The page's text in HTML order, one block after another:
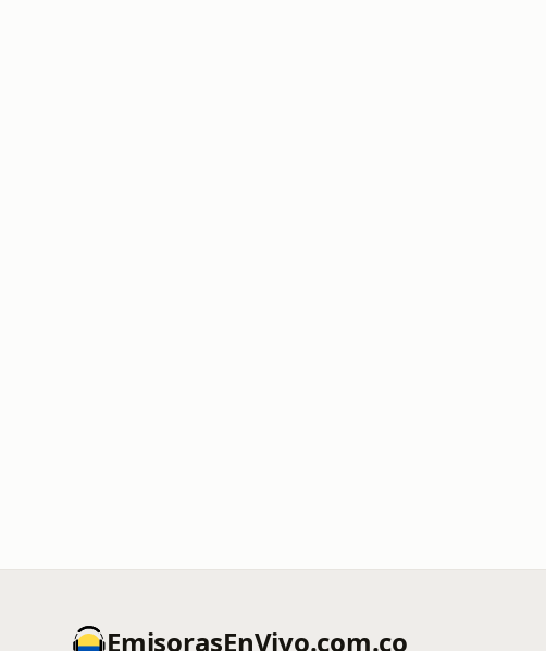
EmisorasEnVivo.com.co